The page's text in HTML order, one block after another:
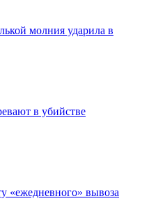
молния ударила в
в убийстве
«ежедневного» вывоза